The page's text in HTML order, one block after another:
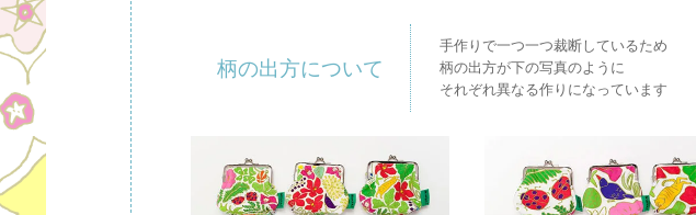
柄の出方について
手作りで一つ一つ裁断しているため
柄の出方が下の写真のように
それぞれ異なる作りになっています